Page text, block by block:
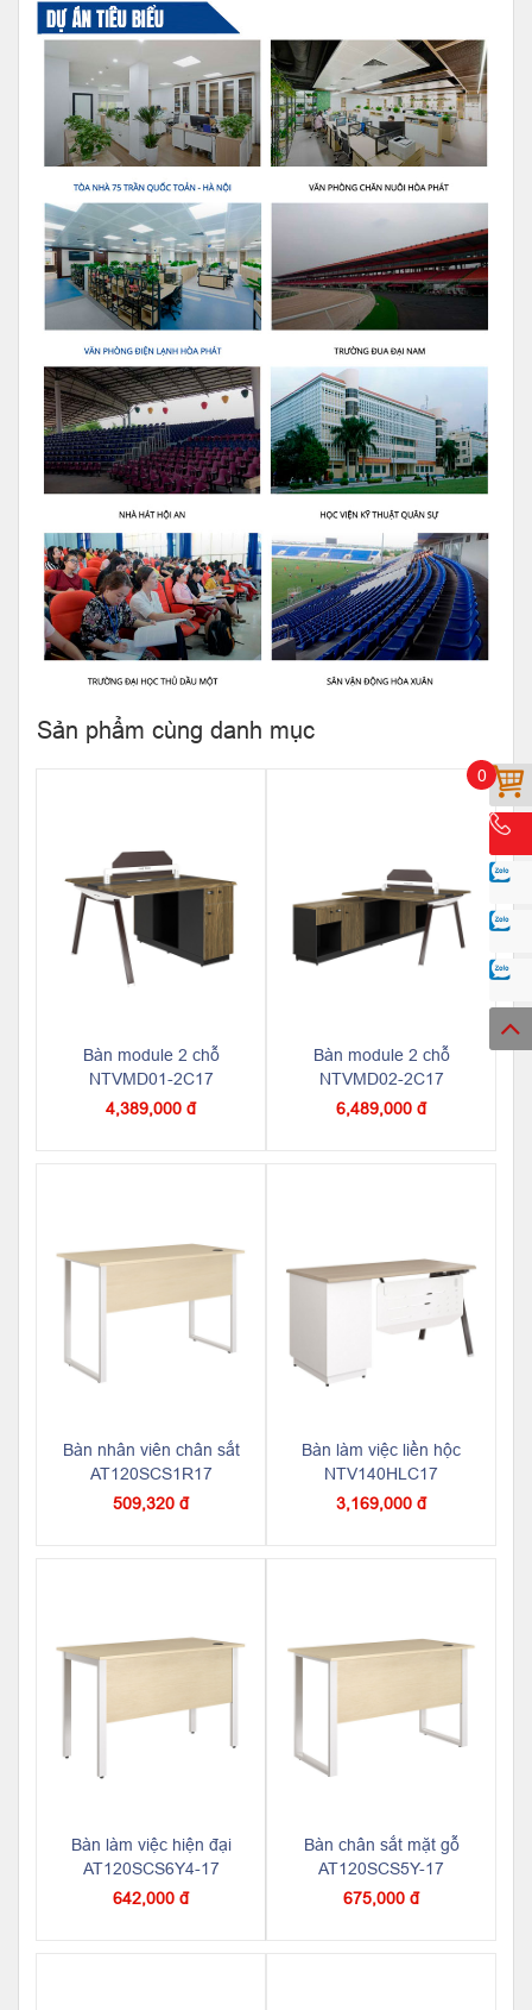
0
Sản phẩm cùng danh mục
Bàn module 2 chỗ
NTVMD01-2C17
4,389,000 đ
Bàn module 2 chỗ
NTVMD02-2C17
6,489,000 đ
Bàn nhân viên chân sắt
AT120SCS1R17
509,320 đ
Bàn làm việc liền hộc
NTV140HLC17
3,169,000 đ
Bàn làm việc hiện đại
AT120SCS6Y4-17
642,000 đ
Bàn chân sắt mặt gỗ
AT120SCS5Y-17
675,000 đ